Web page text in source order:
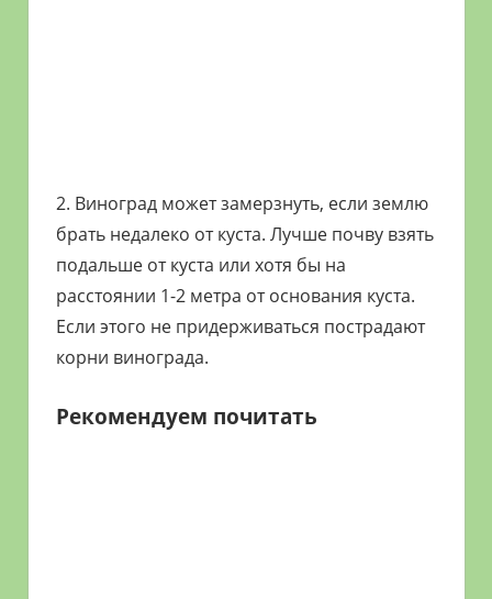
2. Виноград может замерзнуть, если землю
брать недалеко от куста. Лучше почву взять
подальше от куста или хотя бы на
расстоянии 1-2 метра от основания куста.
Если этого не придерживаться пострадают
корни винограда.
Рекомендуем почитать